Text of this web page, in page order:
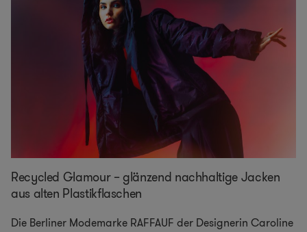
Recycled Glamour – glänzend nachhaltige Jacken
aus alten Plastikflaschen
Die Berliner Modemarke RAFFAUF der Designerin Caroline